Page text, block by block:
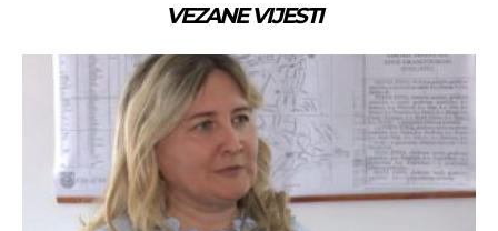
VEZANE VIJESTI